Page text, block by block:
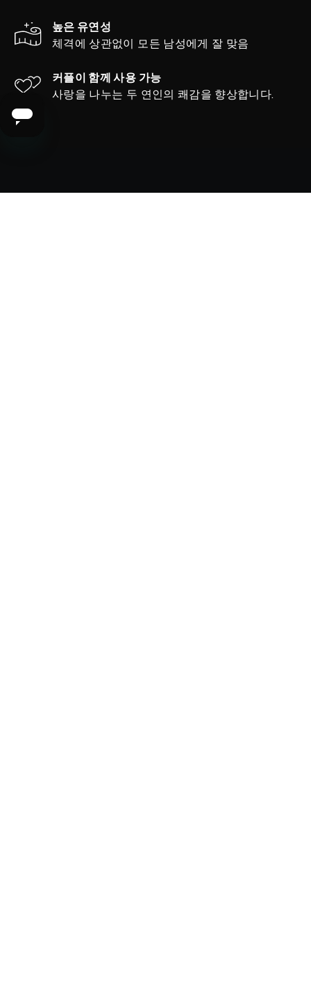
높은 유연성
체격에 상관없이 모든 남성에게 잘 맞음
커플이 함께 사용 가능
사랑을 나누는 두 연인의 쾌감을 향상합니다.